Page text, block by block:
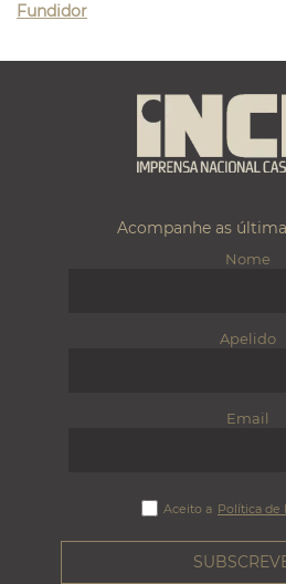
Fundidor
Acompanhe as
Nome
Apelido
Email
Aceito a Política de